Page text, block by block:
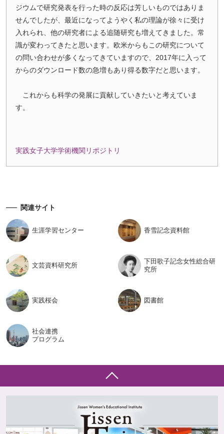
ジウムで研究発表を行った時の反応は芳しいものではありま
せんでしたが、最近になってようやく私の理論が徐々に受け
入れられ、他の研究者による追随研究も増えてきました。常
識が変わってきたと思います。欧米からもこの研究について
の問い合わせが多くなってきていますので、2017年に入って
からのダウンロード数の急増もあり得る数字だと思います。
これからも科学の発展に貢献していきたいと考えていま
す。
実践女子大学学術機関リポジトリ
関連サイト
生涯学習センター 香雪記念資料館
文芸資料研究所
下田歌子記念女性総合研
究所
実践桜会 図書館
社会連携
プログラム